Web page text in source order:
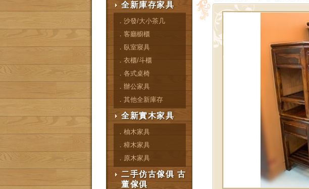
全新庫存家具
．沙發/大小茶几
．客廳櫥櫃
．臥室寢具
．衣櫃/斗櫃
．各式桌椅
．辦公家具
．其他全新庫存
全新實木家具
．柚木家具
．樟木家具
．原木家具
二手仿古傢俱 古
董傢俱